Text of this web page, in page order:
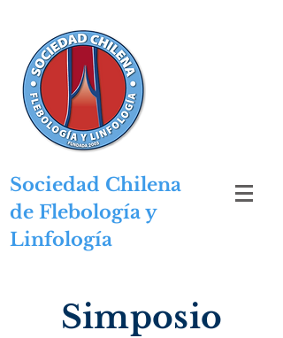
Sociedad Chilena
de Flebología y
Linfología
Simposio